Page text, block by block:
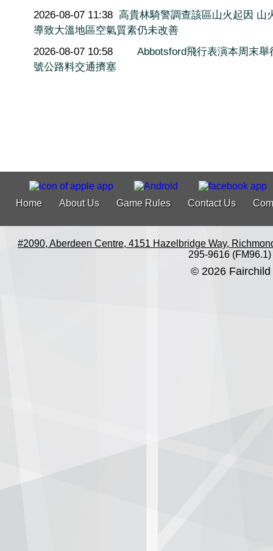
2026-08-07 11:38 高貴林騎警調查該區山火起因 山
導致大溫地區空氣質素仍未改善
2026-08-07 10:58
Abbotsford飛行表演本周末
號公路料交通擠塞
Home About Us Game Rules Contact Us
#2090, Aberdeen Centre, 4151 Hazelbridge Way,
295-9616 (FM96.1)
© 2026 Fairchild